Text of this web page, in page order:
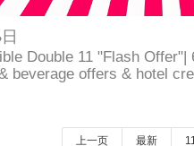
Double 11 "Flash
beverage offers & hotel
上一页 最新